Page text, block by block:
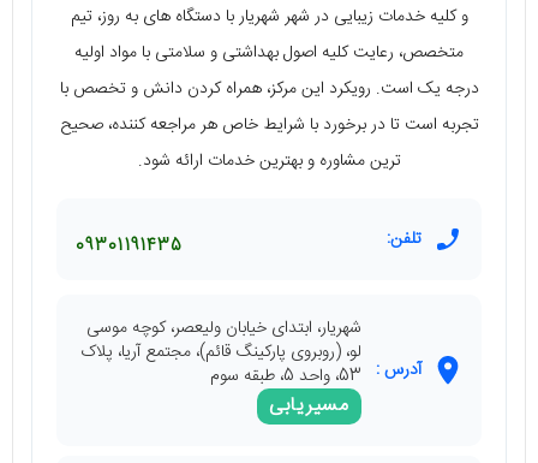
و کلیه خدمات زیبایی در شهر شهریار با دستگاه های به روز، تیم
متخصص، رعایت کلیه اصول بهداشتی و سلامتی با مواد اولیه
درجه یک است. رویکرد این مرکز، همراه کردن دانش و تخصص با
تجربه است تا در برخورد با شرایط خاص هر مراجعه کننده، صحیح
ترین مشاوره و بهترین خدمات ارائه شود.
تلفن: 09301191435
آدرس :
شهریار، ابتدای خیابان ولیعصر، کوچه موسی
لو، (روبروی پارکینگ قائم)، مجتمع آریا، پلاک
53، واحد 5، طبقه سوم
مسیریابی